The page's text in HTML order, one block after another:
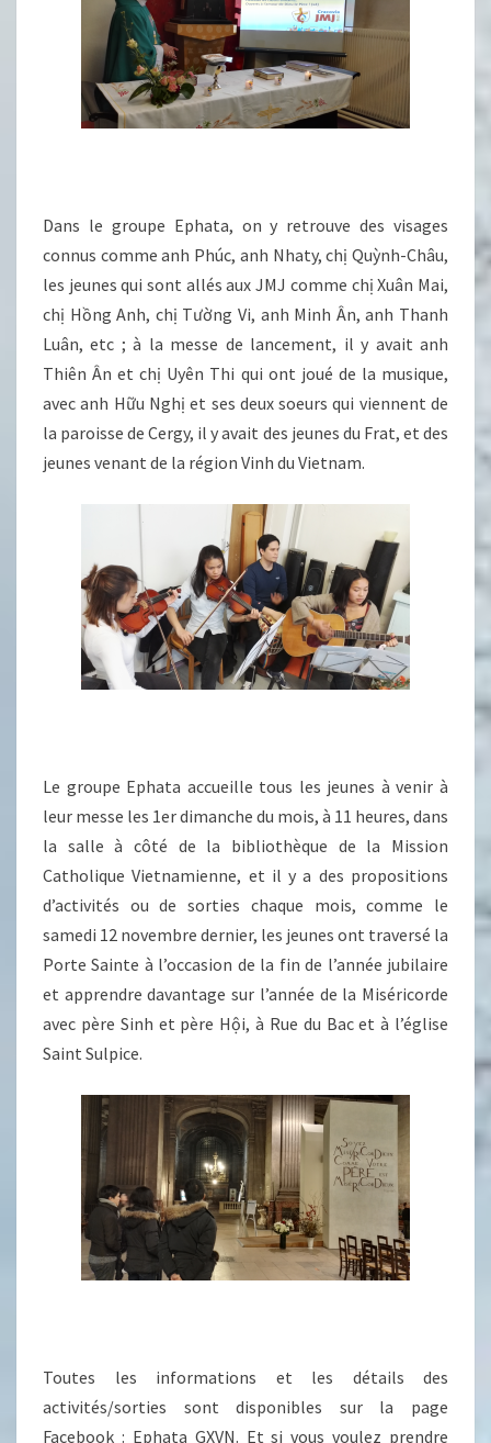
Dans le groupe Ephata, on y retrouve des visages
connus comme anh Phúc, anh Nhaty, chị Quỳnh-Châu,
les jeunes qui sont allés aux JMJ comme chị Xuân Mai,
chị Hồng Anh, chị Tường Vi, anh Minh Ân, anh Thanh
Luân, etc ; à la messe de lancement, il y avait anh
Thiên Ân et chị Uyên Thi qui ont joué de la musique,
avec anh Hữu Nghị et ses deux soeurs qui viennent de
la paroisse de Cergy, il y avait des jeunes du Frat, et des
jeunes venant de la région Vinh du Vietnam.
Le groupe Ephata accueille tous les jeunes à venir à
leur messe les 1erdimanche du mois, à 11 heures, dans
la salle à côté de la bibliothèque de la Mission
Catholique Vietnamienne, et il y a des propositions
d’activités ou de sorties chaque mois, comme le
samedi 12 novembre dernier, les jeunes ont traversé la
Porte Sainte à l’occasion de la fin de l’année jubilaire
et apprendre davantage sur l’année de la Miséricorde
avec père Sinh et père Hội, à Rue du Bac et à l’église
Saint Sulpice.
Toutes les informations et les détails des
activités/sorties sont disponibles sur la page
Facebook : Ephata GXVN. Et si vous voulez prendre